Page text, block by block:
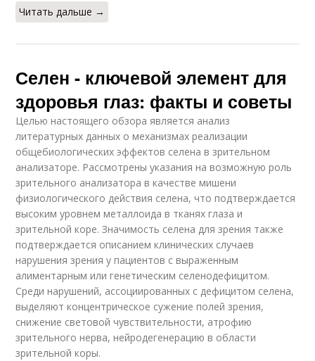
Читать дальше →
Селен - ключевой элемент для
здоровья глаз: факты и советы
Целью настоящего обзора является анализ
литературных данных о механизмах реализации
общебиологических эффектов селена в зрительном
анализаторе. Рассмотрены указания на возможную роль
зрительного анализатора в качестве мишени
физиологического действия селена, что подтверждается
высоким уровнем металлоида в тканях глаза и
зрительной коре. Значимость селена для зрения также
подтверждается описанием клинических случаев
нарушения зрения у пациентов с выраженным
алиментарным или генетическим селенодефицитом.
Среди нарушений, ассоциированных с дефицитом селена,
выделяют концентрическое сужение полей зрения,
снижение световой чувствительности, атрофию
зрительного нерва, нейродегенерацию в области
зрительной коры.